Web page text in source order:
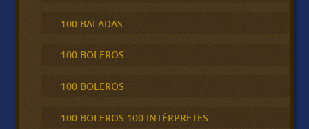
100 BALADAS
100 BOLEROS
100 BOLEROS
100 BOLEROS 100 INTÉRPRETES